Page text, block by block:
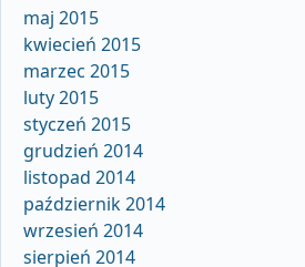
maj 2015
kwiecień 2015
marzec 2015
luty 2015
styczeń 2015
grudzień 2014
listopad 2014
październik 2014
wrzesień 2014
sierpień 2014